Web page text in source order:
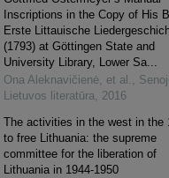
Inscriptions in the Copy of His
Erste Littauische
(1793) at Göttingen State and
University Library, Lower Sa...
Ona Aleknavičienė, et al. , Senoji
Lietuvos literatūra, 2016
The activities in the west in the
to free Lithuania: the supreme
committee for the liberation of
Lithuania in 1944-1950